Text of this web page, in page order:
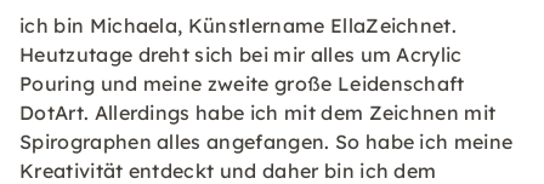
ich bin Michaela, Künstlername EllaZeichnet.
Heutzutage dreht sich bei mir alles um Acrylic
Pouring und meine zweite große Leidenschaft
DotArt. Allerdings habe ich mit dem Zeichnen mit
Spirographen alles angefangen. So habe ich meine
Kreativität entdeckt und daher bin ich dem